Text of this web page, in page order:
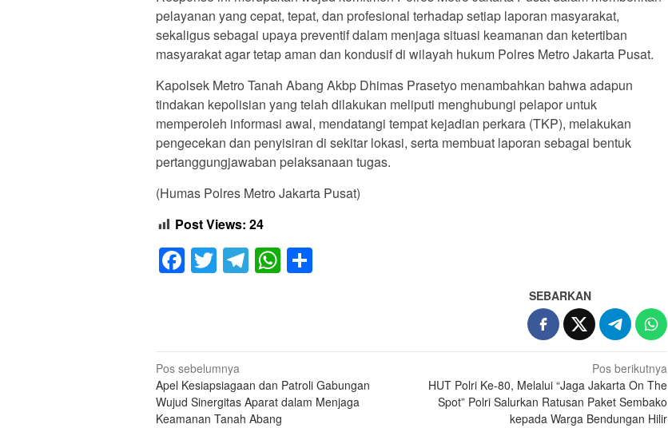
pelayanan yang cepat, tepat, dan profesional terhadap setiap laporan masyarakat,
sekaligus sebagai upaya preventif dalam menjaga situasi keamanan dan ketertiban
masyarakat agar tetap aman dan kondusif di wilayah hukum Polres Metro Jakarta Pusat.
Kapolsek Metro Tanah Abang Akbp Dhimas Prasetyo menambahkan bahwa adapun
tindakan kepolisian yang telah dilakukan meliputi menghubungi pelapor untuk
memperoleh informasi awal, mendatangi tempat kejadian perkara (TKP), melakukan
pengecekan dan penyisiran di sekitar lokasi, serta membuat laporan sebagai bentuk
pertanggungjawaban pelaksanaan tugas.
(Humas Polres Metro Jakarta Pusat)
Post Views: 24
Facebook
TwitterTelegram
WhatsApp
SEBARKAN
Navigasi
pos
Pos sebelumnya
Apel Kesiapsiagaan dan Patroli Gabungan
Wujud Sinergitas Aparat dalam Menjaga
Keamanan Tanah Abang
Pos berikutnya
HUT Polri Ke-80, Melalui “Jaga Jakarta On The
Spot” Polri Salurkan Ratusan Paket Sembako
kepada Warga Bendungan Hilir